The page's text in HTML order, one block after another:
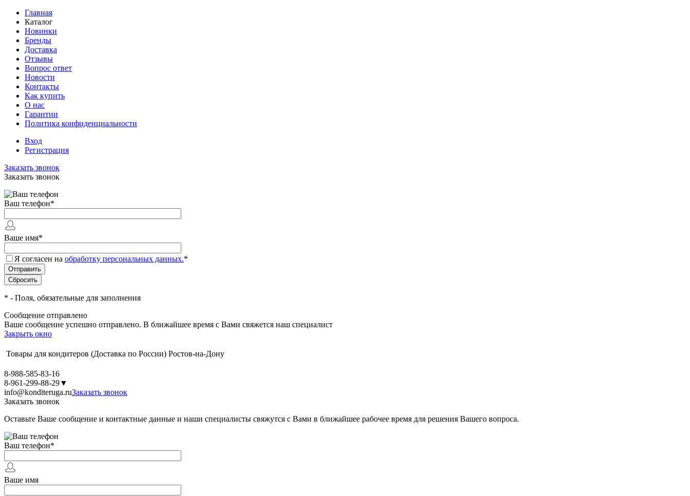
Главная
Каталог
Новинки
Бренды
Доставка
Отзывы
Вопрос ответ
Новости
Контакты
Как купить
О нас
Гарантии
Политика конфиденциальности
Вход
Регистрация
Заказать звонок
Заказать звонок
Ваш телефон*
Ваше имя*
Я согласен на обработку персональных данных.*
* - Поля, обязательные для заполнения
Сообщение отправлено
Ваше сообщение успешно отправлено. В ближайшее время с Вами свяжется наш специалист
Закрыть окно
Товары для кондитеров (Доставка по России) Ростов-на-Дону
8-988-585-83-16
8-961-299-88-29▼
info@konditeruga.ruЗаказать звонок
Заказать звонок
Оставьте Ваше сообщение и контактные данные и наши специалисты свяжутся с Вами в ближайшее рабочее время для решения Вашего вопроса.
Ваш телефон*
Ваше имя